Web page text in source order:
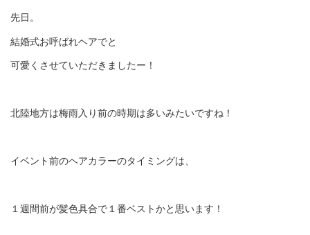
先日。
結婚式お呼ばれヘアでと
可愛くさせていただきましたー！
北陸地方は梅雨入り前の時期は多いみたいですね！
イベント前のヘアカラーのタイミングは、
１週間前が髪色具合で１番ベストかと思います！